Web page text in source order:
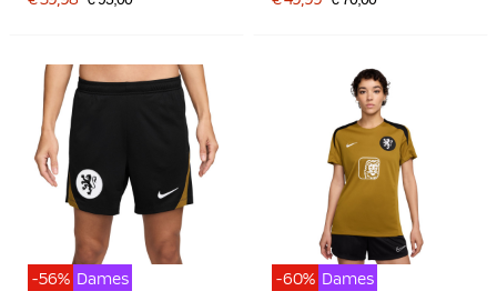
-56% Dames
-60% Dames